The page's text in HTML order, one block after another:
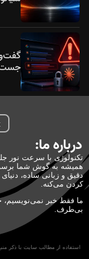
درباره ما:
تکنولوژی با سرعت نور
دقیق و زبانی ساده،
کردن می‌کنه.
ما فقط خبر نمی‌نویسیم،
بی‌طرف.
استفاده از مطالب سایت با ذکر